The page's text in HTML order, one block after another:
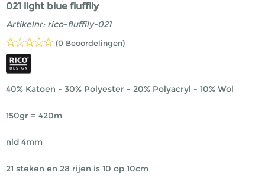
021 light blue fluffily
Artikelnr: rico-fluffily-021
(0 Beoordelingen)
40% Katoen - 30% Polyester - 20% Polyacryl - 10% Wol
150gr = 420m
nld 4mm
21 steken en 28 rijen is 10 op 10cm